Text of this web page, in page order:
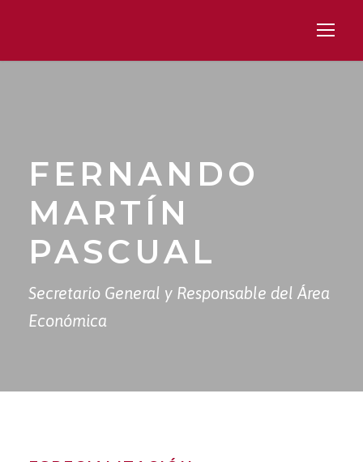
FERNANDO
MARTÍN
PASCUAL
Secretario General y Responsable del Área
Económica